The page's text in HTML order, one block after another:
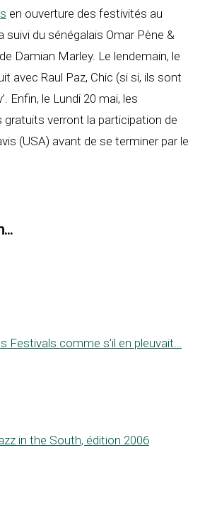
en ouverture des festivités au
suivi du sénégalais Omar Pène &
Damian Marley. Le lendemain, le
avec Raul Paz, Chic (si si, ils sont
Enfin, le Lundi 20 mai, les
verront la participation de
(USA) avant de se terminer par le
Festivals comme s’il en pleuvait…
in the South, édition 2006